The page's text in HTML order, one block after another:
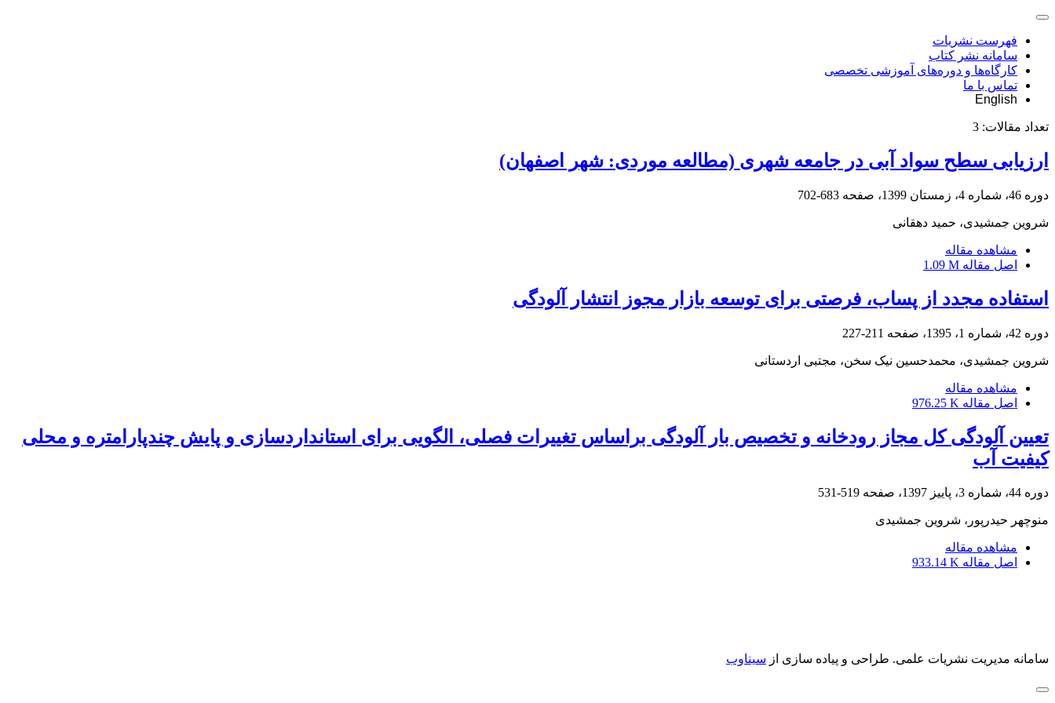
فهرست نشریات
سامانه نشر کتاب
کارگاه‌ها و دوره‌های آموزشی تخصصی
تماس با ما
English
تعداد مقالات: 3
ارزیابی سطح سواد آبی در جامعه شهری (مطالعه موردی: شهر اصفهان)
دوره 46، شماره 4، زمستان 1399، صفحه 683-702
شروین جمشیدی، حمید دهقانی
مشاهده مقاله
اصل مقاله 1.09 M
استفاده مجدد از پساب، فرصتی برای توسعه بازار مجوز انتشار آلودگی
دوره 42، شماره 1، 1395، صفحه 211-227
شروین جمشیدی، محمدحسین نیک سخن، مجتبی اردستانی
مشاهده مقاله
اصل مقاله 976.25 K
تعیین آلودگی کل مجاز رودخانه و تخصیص بار آلودگی براساس تغییرات فصلی، الگویی برای استانداردسازی و پایش چندپارامتره و محلی
کیفیت آب
دوره 44، شماره 3، پاییز 1397، صفحه 519-531
منوچهر حیدرپور، شروین جمشیدی
مشاهده مقاله
اصل مقاله 933.14 K
سامانه مدیریت نشریات علمی. طراحی و پیاده سازی از سیناوب